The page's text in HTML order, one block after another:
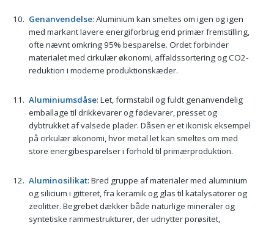
Genanvendelse: Aluminium kan smeltes om igen og igen
med markant lavere energiforbrug end primær fremstilling,
ofte nævnt omkring 95% besparelse. Ordet forbinder
materialet med cirkulær økonomi, affaldssortering og CO2-
reduktion i moderne produktionskæder.
Aluminiumsdåse: Let, formstabil og fuldt genanvendelig
emballage til drikkevarer og fødevarer, presset og
dybtrukket af valsede plader. Dåsen er et ikonisk eksempel
på cirkulær økonomi, hvor metal let kan smeltes om med
store energibesparelser i forhold til primærproduktion.
Aluminosilikat: Bred gruppe af materialer med aluminium
og silicium i gitteret, fra keramik og glas til katalysatorer og
zeolitter. Begrebet dækker både naturlige mineraler og
syntetiske rammestrukturer, der udnytter porøsitet,